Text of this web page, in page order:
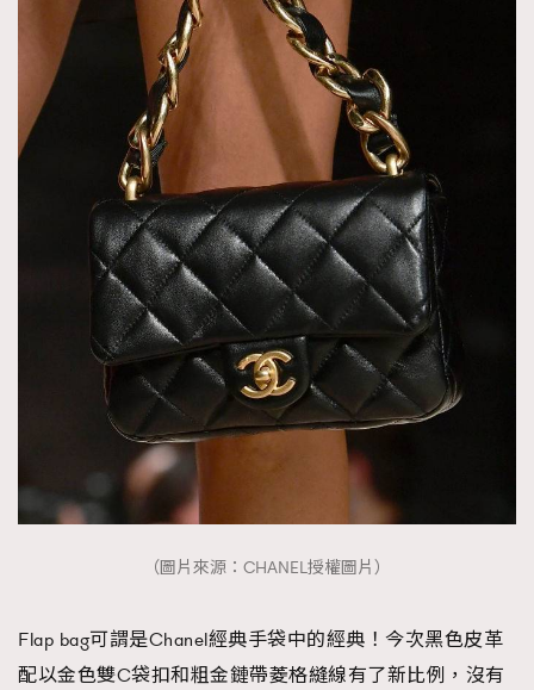
（圖片來源：CHANEL授權圖片）
Flap bag可謂是Chanel經典手袋中的經典！今次黑色皮革
配以金色雙C袋扣和粗金鏈帶菱格縫線有了新比例，沒有